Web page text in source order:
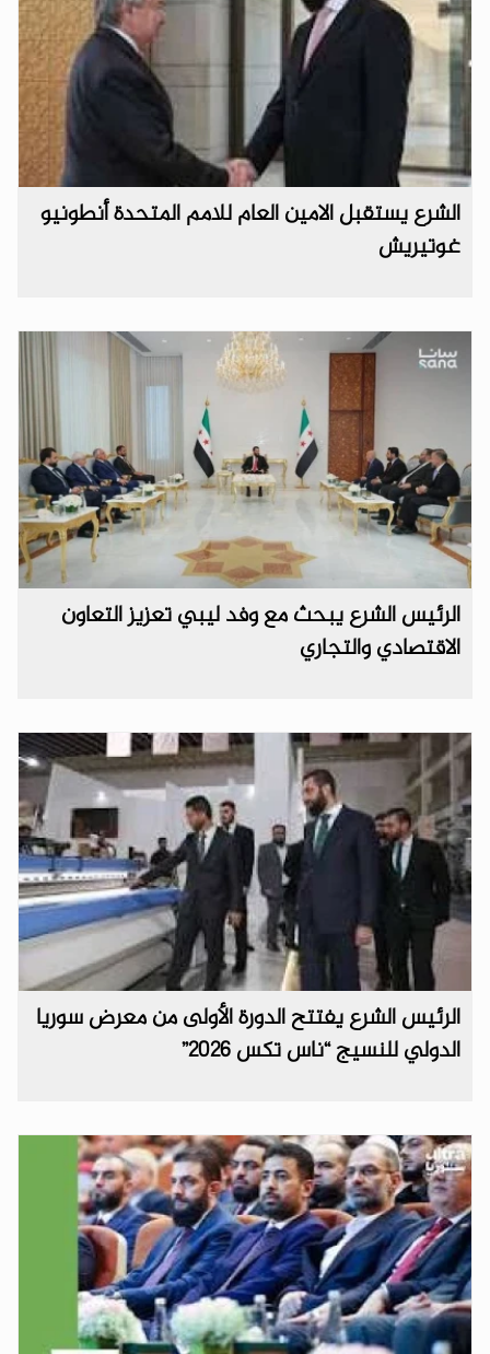
الشرع يستقبل الامين العام للامم المتحدة أنطونيو
غوتيريش
الرئيس الشرع يبحث مع وفد ليبي تعزيز التعاون
الاقتصادي والتجاري
الرئيس الشرع يفتتح الدورة الأولى من معرض سوريا
الدولي للنسيج “ناس تكس 2026”